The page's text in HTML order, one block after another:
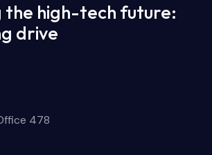
the high-tech future:
drive
478